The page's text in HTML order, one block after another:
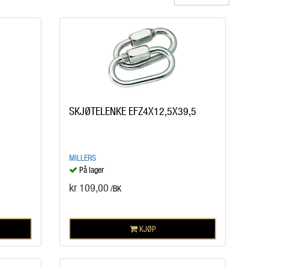
SKJØTELENKE EFZ4X12,5X39,5
MILLERS
På lager
kr 109,00 /BK
KJØP